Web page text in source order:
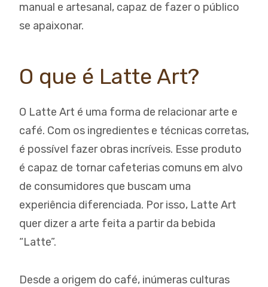
manual e artesanal, capaz de fazer o público
se apaixonar.
O que é Latte Art?
O Latte Art é uma forma de relacionar arte e
café. Com os ingredientes e técnicas corretas,
é possível fazer obras incríveis. Esse produto
é capaz de tornar cafeterias comuns em alvo
de consumidores que buscam uma
experiência diferenciada. Por isso, Latte Art
quer dizer a arte feita a partir da bebida
“Latte”.
Desde a origem do café, inúmeras culturas